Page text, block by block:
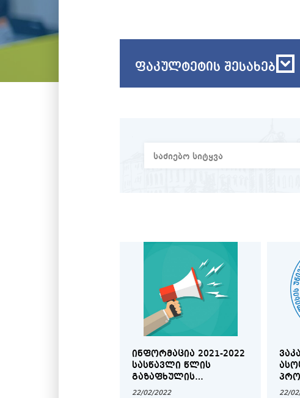
ფაკულტეტის შესახებ
ᲘᲜᲤᲝᲠᲛᲐᲪᲘᲐ 2021-2022
ᲡᲐᲡᲬᲐᲕᲚᲘ ᲬᲚᲘᲡ
ᲒᲐᲖᲐᲤᲮᲣᲚᲘᲡ
ᲡᲔᲛᲔᲡᲢᲠᲨᲘ ᲡᲐᲡᲬᲐᲕᲚᲝ
22/02/2022 22/